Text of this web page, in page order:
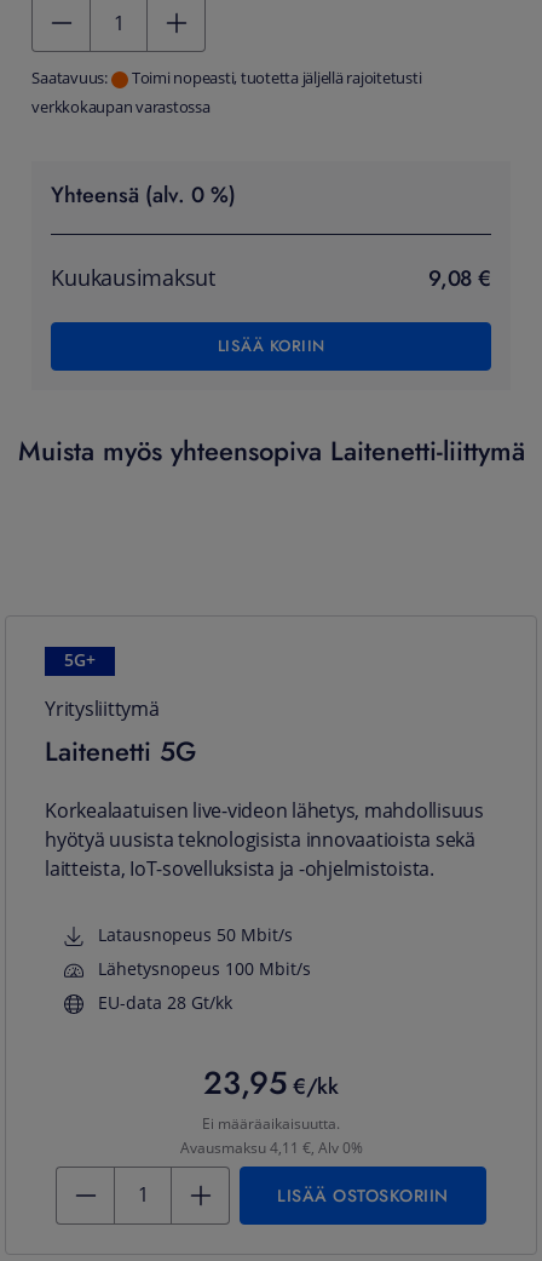
Saatavuus:
Toimi nopeasti, tuotetta jäljellä rajoitetusti
verkkokaupan varastossa
Yhteensä (alv. 0 %)
Kuukausimaksut 9,08 €
LISÄÄ KORIIN
Muista myös yhteensopiva Laitenetti-liittymä
5G+
Yritysliittymä
Laitenetti 5G
Korkealaatuisen live-videon lähetys, mahdollisuus
hyötyä uusista teknologisista innovaatioista sekä
laitteista, IoT-sovelluksista ja -ohjelmistoista.
Latausnopeus 50 Mbit/s
Lähetysnopeus 100 Mbit/s
EU-data 28 Gt/kk
23,95 €/kk
23,95€/kk
Ei määräaikaisuutta.
Avausmaksu 4,11 €, Alv 0%
LISÄÄ OSTOSKORIIN